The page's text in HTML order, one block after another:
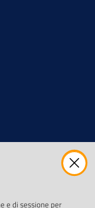
e di sessione per